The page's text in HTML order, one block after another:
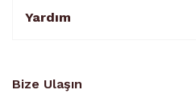
Yardım
Bize Ulaşın